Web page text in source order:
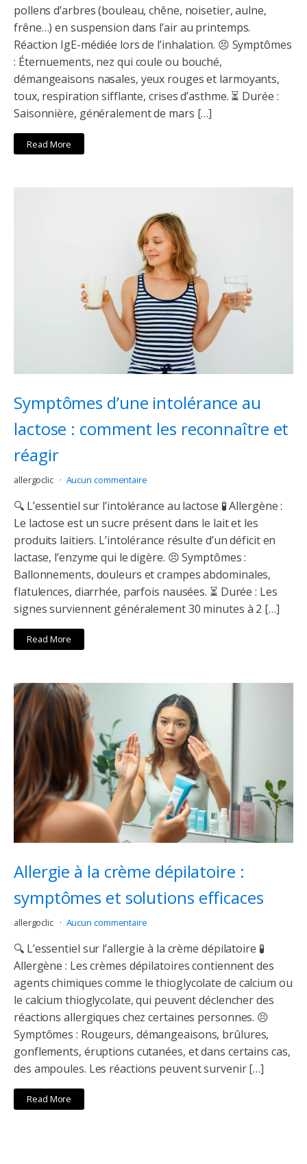
pollens d’arbres (bouleau, chêne, noisetier, aulne,
frêne…) en suspension dans l’air au printemps.
Réaction IgE-médiée lors de l’inhalation. 😣 Symptômes
: Éternuements, nez qui coule ou bouché,
démangeaisons nasales, yeux rouges et larmoyants,
toux, respiration sifflante, crises d’asthme. ⏳ Durée :
Saisonnière, généralement de mars […]
Read More
Symptômes d’une intolérance au
lactose : comment les reconnaître et
réagir
allergoclic Aucun commentaire
🔍 L’essentiel sur l’intolérance au lactose 🧪 Allergène :
Le lactose est un sucre présent dans le lait et les
produits laitiers. L’intolérance résulte d’un déficit en
lactase, l’enzyme qui le digère. 😣 Symptômes :
Ballonnements, douleurs et crampes abdominales,
flatulences, diarrhée, parfois nausées. ⏳ Durée : Les
signes surviennent généralement 30 minutes à 2 […]
Read More
Allergie à la crème dépilatoire :
symptômes et solutions efficaces
allergoclic Aucun commentaire
🔍 L’essentiel sur l’allergie à la crème dépilatoire 🧪
Allergène : Les crèmes dépilatoires contiennent des
agents chimiques comme le thioglycolate de calcium ou
le calcium thioglycolate, qui peuvent déclencher des
réactions allergiques chez certaines personnes. 😣
Symptômes : Rougeurs, démangeaisons, brûlures,
gonflements, éruptions cutanées, et dans certains cas,
des ampoules. Les réactions peuvent survenir […]
Read More